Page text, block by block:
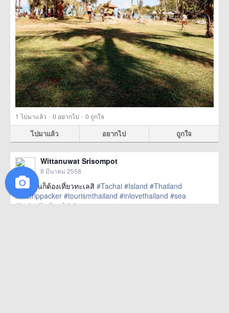
1 ไปมาแล้ว · 0 อยากไป · 0 ถูกใจ
ไปมาแล้ว อยากไป ถูกใจ
Wittanuwat Srisompot
8 มีนาคม 2558
หน้าร้อนก็ต้องเที่ยวทะเลสิ #Tachai #Island #Thailand
#thetrippacker #tourismthailand #inlovethailand #sea
#insta_thailand #si